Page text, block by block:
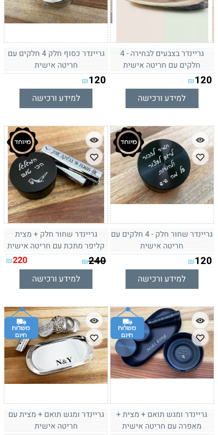
גריינדר בצבעים לבחירה - 4
חלקים עם חריטה אישית
₪120
למידע ורכישה
גריינדר כסוף חלק 4 חלקים עם
חריטה אישית
₪120
למידע ורכישה
גריינדר שחור חלק - 4 חלקים עם
חריטה אישית
₪120
למידע ורכישה
גריינדר שחור חלק + מצית
קליפר מתכת עם חריטה אישית
₪240
₪220
למידע ורכישה
גריינדר ומגש תואם + מצית +
מאפרה עם חריטה אישית
גריינדר ומגש תואם + מצית עם
חריטה אישית